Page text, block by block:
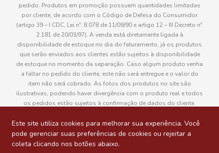
Este site utiliza cookies para melhorar sua experiência. Você
pode gerenciar suas preferências de cookies ou rejeitar a
coleta clicando nos botões abaixo.
pedido. Produtos em promoção possuem quantidades limitadas
por cliente, de acordo com o Código de Defesa do Consumidor
(artigo 39 – I CDC, Lei nº. 8.078 de 11/09/90 e artigo 12 – III Decreto nº.
2.181 de 20/03/97). A venda está diretamente ligada à
disponibilidade de estoque no dia do faturamento, já os produtos
que serão enviados aos clientes estão sujeitos à disponibilidade
de estoque no momento da separação. Caso algum produto venha
a faltar no pedido do cliente, este não será entregue e o valor do
item não será cobrado. As fotos dos produtos no site são
ilustrativas, podendo haver divergência com o produto real e todos
os pedidos estão sujeitos à confirmação de dados do cliente.
Entregas”